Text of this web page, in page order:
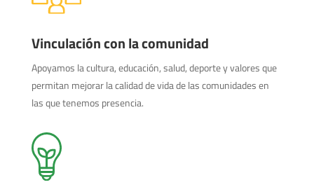
Vinculación con la comunidad
Apoyamos la cultura, educación, salud, deporte y valores que
permitan mejorar la calidad de vida de las comunidades en
las que tenemos presencia.